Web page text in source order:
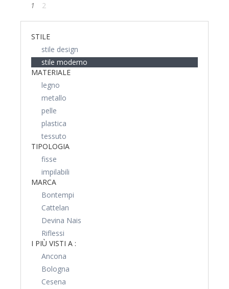
1 2
STILE
stile design
stile moderno
MATERIALE
legno
metallo
pelle
plastica
tessuto
TIPOLOGIA
fisse
impilabili
MARCA
Bontempi
Cattelan
Devina Nais
Riflessi
I PIÙ VISTI A :
Ancona
Bologna
Cesena